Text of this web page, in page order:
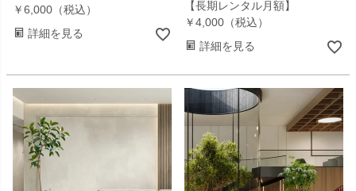
￥6,000（税込）
詳細を見る
【長期レンタル月額】
￥4,000（税込）
詳細を見る